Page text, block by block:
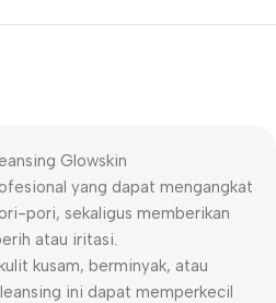
Glowskin
yang dapat mengangkat
pori, sekaligus memberikan
atau iritasi.
kusam, berminyak, atau
ini dapat memperkecil